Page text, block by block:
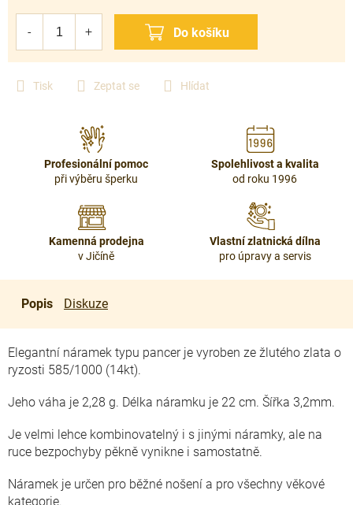
Tisk Zeptat se Hlídat
Profesionální pomoc
při výběru šperku
Spolehlivost a kvalita
od roku 1996
Kamenná prodejna
v Jičíně
Vlastní zlatnická dílna
pro úpravy a servis
Popis Diskuze
Elegantní náramek typu pancer je vyroben ze žlutého zlata o
ryzosti 585/1000 (14kt).
Jeho váha je 2,28 g. Délka náramku je 22 cm. Šířka 3,2mm.
Je velmi lehce kombinovatelný i s jinými náramky, ale na
ruce bezpochyby pěkně vynikne i samostatně.
Náramek je určen pro běžné nošení a pro všechny věkové
kategorie.